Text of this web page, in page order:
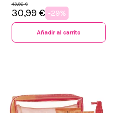
43,92 €
30,99 € -29%
Añadir al carrito